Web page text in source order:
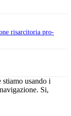
risarcitoria pro-
usando i
Si,